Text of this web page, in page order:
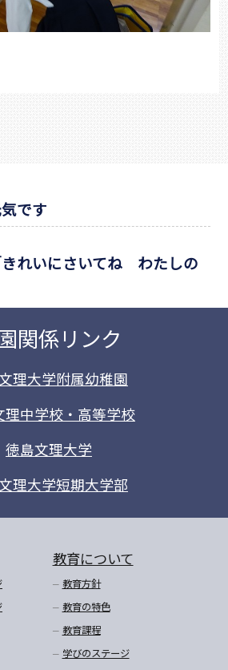
です
れいにさいてね わたしの
関係リンク
理大学附属幼稚園
理中学校・高等学校
徳島文理大学
理大学短期大学部
教育について
教育方針
教育の特色
教育課程
学びのステージ